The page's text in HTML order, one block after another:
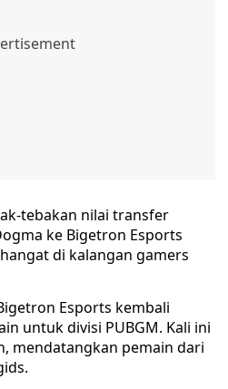
tebakan nilai transfer
ke Bigetron Esports
di kalangan gamers
Esports kembali
untuk divisi PUBGM. Kali ini
mendatangkan pemain dari